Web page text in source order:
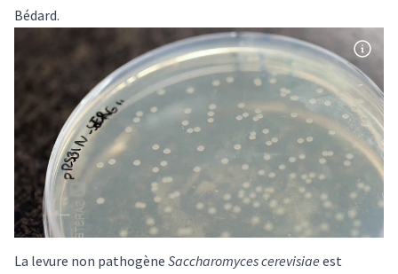
Bédard.
La levure non pathogène Saccharomyces cerevisiae est